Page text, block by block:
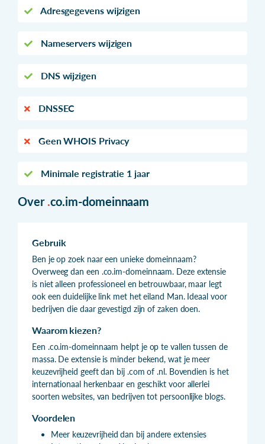
Adresgegevens wijzigen
Nameservers wijzigen
DNS wijzigen
DNSSEC
Geen WHOIS Privacy
Minimale registratie 1 jaar
Over .co.im-domeinnaam
Gebruik
Ben je op zoek naar een unieke domeinnaam?
Overweeg dan een .co.im-domeinnaam. Deze extensie
is niet alleen professioneel en betrouwbaar, maar legt
ook een duidelijke link met het eiland Man. Ideaal voor
bedrijven die daar gevestigd zijn of zaken doen.
Waarom kiezen?
Een .co.im-domeinnaam helpt je op te vallen tussen de
massa. De extensie is minder bekend, wat je meer
keuzevrijheid geeft dan bij .com of .nl. Bovendien is het
internationaal herkenbaar en geschikt voor allerlei
soorten websites, van bedrijven tot persoonlijke blogs.
Voordelen
Meer keuzevrijheid dan bij andere extensies